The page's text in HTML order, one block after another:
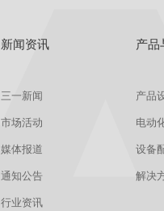
新闻资讯
三一新闻
市场活动
媒体报道
通知公告
行业资讯
产品
产品
电动
设备
解决